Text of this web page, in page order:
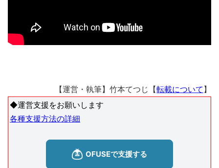
【運営・執筆】竹本てつじ【転載について 】
◆運営支援をお願いします
各種支援方法の詳細